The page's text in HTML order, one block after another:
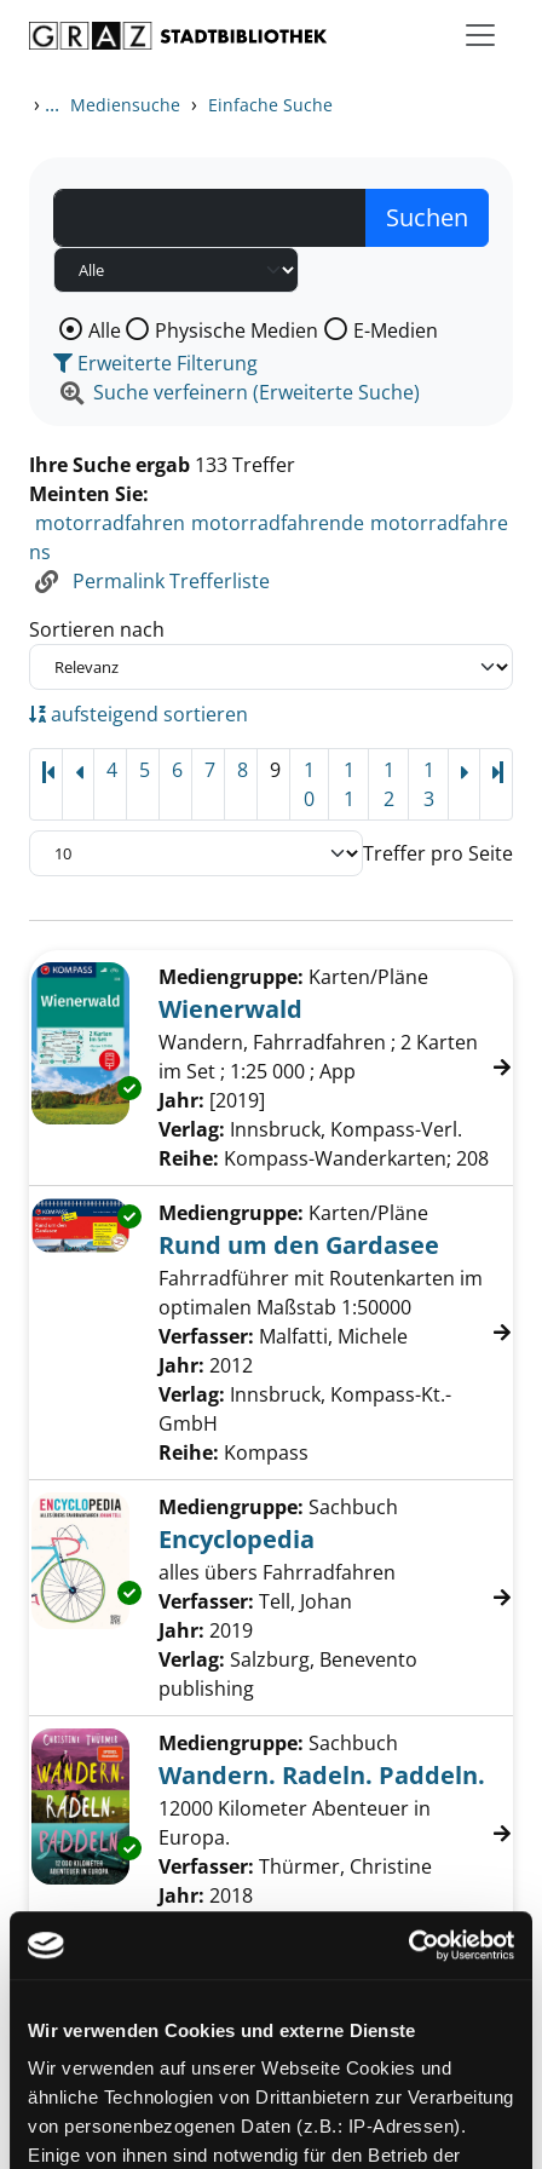
Wir verwenden Cookies und externe Dienste
Wir verwenden auf unserer Webseite Cookies und
ähnliche Technologien von Drittanbietern zur Verarbeitung
von personenbezogenen Daten (z.B.: IP-Adressen).
Einige von ihnen sind notwendig für den Betrieb der
› ... Mediensuche › Einfache Suche
Wählen Sie die Medienart nach der Sie suchen wollen.
Alle Physische Medien
E-Medien
Erweiterte Filterung
Suche verfeinern (Erweiterte Suche)
Ihre Suche ergab 133 Treffer
Meinten Sie:
motorradfahren motorradfahrende motorradfahre
ns
Permalink Trefferliste
Sortieren nach
aufsteigend sortieren
4 5 6 7 8 9
1
0
1
1
1
2
1
3
Treffer pro Seite
Zu den Suchfiltern springen
Exemplar-Details von Wienerwald anzeigen
Mediengruppe: Karten/Pläne
Wienerwald
Wandern, Fahrradfahren ; 2 Karten
im Set ; 1:25 000 ; App
Suche nach diesem Verfasser
Jahr: [2019]
Verlag: Innsbruck, Kompass-Verl.
Reihe: Kompass-Wanderkarten; 208
Exemplar-Details von Rund um den
Mediengruppe: Karten/Pläne
Rund um den Gardasee
Fahrradführer mit Routenkarten im
optimalen Maßstab 1:50000
Verfasser: Malfatti, Michele Suche nach
Jahr: 2012
Verlag: Innsbruck, Kompass-Kt.-
GmbH
Reihe: Kompass
Exemplar-Details von Encyclopedia anzeigen
Mediengruppe: Sachbuch
Encyclopedia
alles übers Fahrradfahren
Verfasser: Tell, Johan Suche nach diesem
Jahr: 2019
Verlag: Salzburg, Benevento
publishing
Exemplar-Details von Wandern. Radeln.
Mediengruppe: Sachbuch
Wandern. Radeln. Paddeln.
12000 Kilometer Abenteuer in
Europa.
Verfasser: Thürmer, Christine
Jahr: 2018
München, Malik-Verl.
Alles, was du wissen musst
Verfasser: Lopes, Brian
Jahr:2013
Übergeordnetes Werk:Es lebe der
Sport